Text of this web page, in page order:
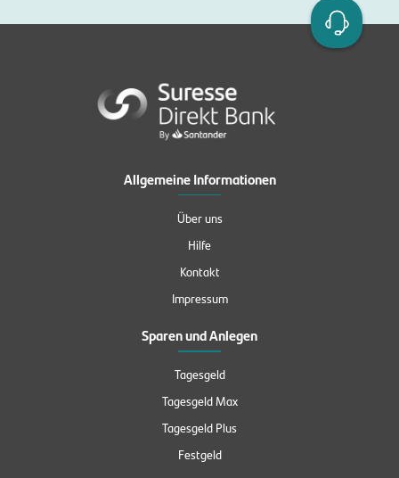
Allgemeine Informationen
Über uns
Hilfe
Kontakt
Impressum
Sparen und Anlegen
Tagesgeld
Tagesgeld Max
Tagesgeld Plus
Festgeld